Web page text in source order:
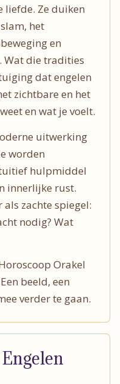
liefde. Ze duiken
het
en
Wat die tradities
dat engelen
zichtbare en het
en wat je voelt.
uitwerking
worden
hulpmiddel
innerlijke rust.
zachte spiegel:
nodig? Wat
Orakel
beeld, een
verder te gaan.